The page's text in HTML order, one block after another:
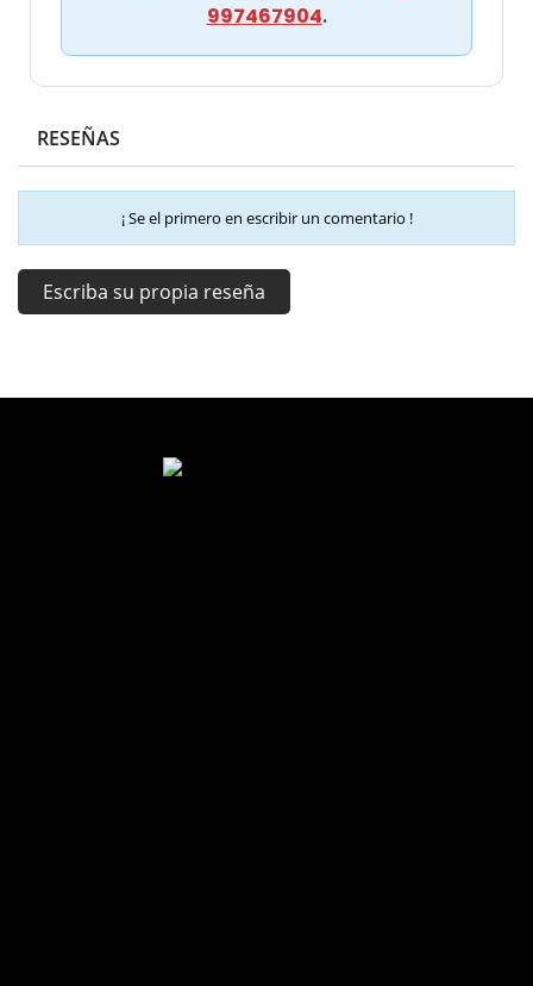
997467904.
RESEÑAS
¡ Se el primero en escribir un comentario !
Escriba su propia reseña